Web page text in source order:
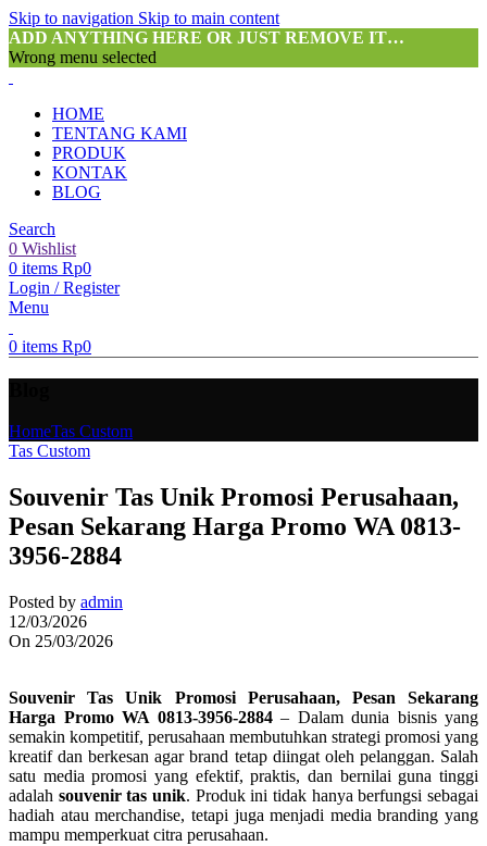
Skip to navigation Skip to main content
ADD ANYTHING HERE OR JUST REMOVE IT…
Wrong menu selected
HOME
TENTANG KAMI
PRODUK
KONTAK
BLOG
Search
0 Wishlist
0 items Rp0
Login / Register
Menu
0 items Rp0
HomeTas Custom
Tas Custom
Souvenir Tas Unik Promosi Perusahaan,
Pesan Sekarang Harga Promo WA 0813-
3956-2884
Posted by admin
12/03/2026
On 25/03/2026
Souvenir Tas Unik Promosi Perusahaan, Pesan Sekarang
Harga Promo WA 0813-3956-2884– Dalam dunia bisnis yang
semakin kompetitif, perusahaan membutuhkan strategi promosi yang
kreatif dan berkesan agar brand tetap diingat oleh pelanggan. Salah
satu media promosi yang efektif, praktis, dan bernilai guna tinggi
adalah souvenir tas unik. Produk ini tidak hanya berfungsi sebagai
hadiah atau merchandise, tetapi juga menjadi media branding yang
mampu memperkuat citra perusahaan.